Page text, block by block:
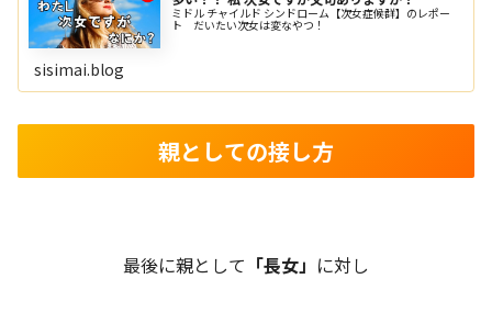
ミドル チャイルド シンドローム【次女症候群】のレポー
ト だいたい次女は変なやつ！
sisimai.blog
親としての接し方
最後に親として 「長女」 に対し